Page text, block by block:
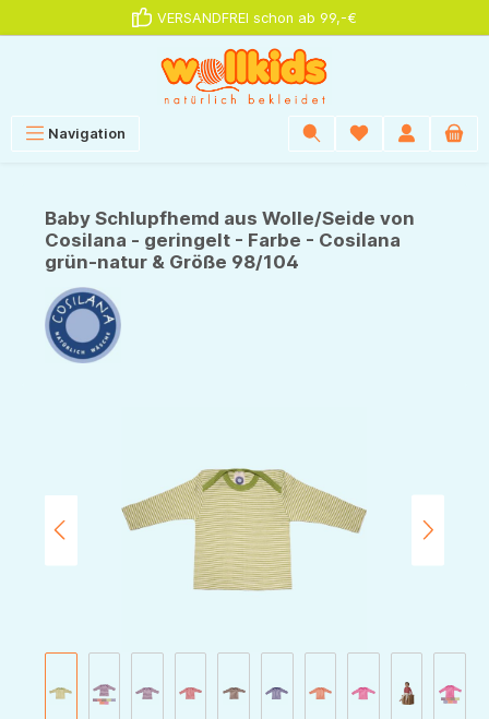
VERSANDFREI schon ab 99,-€
Navigation
Baby Schlupfhemd aus Wolle/Seide von
Cosilana - geringelt - Farbe - Cosilana
grün-natur & Größe 98/104